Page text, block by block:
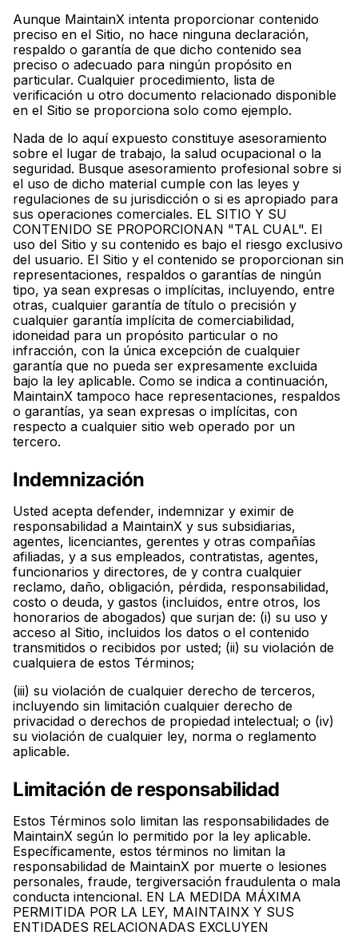
Aunque MaintainX intenta proporcionar contenido
preciso en el Sitio, no hace ninguna declaración,
respaldo o garantía de que dicho contenido sea
preciso o adecuado para ningún propósito en
particular. Cualquier procedimiento, lista de
verificación u otro documento relacionado disponible
en el Sitio se proporciona solo como ejemplo.
Nada de lo aquí expuesto constituye asesoramiento
sobre el lugar de trabajo, la salud ocupacional o la
seguridad. Busque asesoramiento profesional sobre si
el uso de dicho material cumple con las leyes y
regulaciones de su jurisdicción o si es apropiado para
sus operaciones comerciales. EL SITIO Y SU
CONTENIDO SE PROPORCIONAN "TAL CUAL". El
uso del Sitio y su contenido es bajo el riesgo exclusivo
del usuario. El Sitio y el contenido se proporcionan sin
representaciones, respaldos o garantías de ningún
tipo, ya sean expresas o implícitas, incluyendo, entre
otras, cualquier garantía de título o precisión y
cualquier garantía implícita de comerciabilidad,
idoneidad para un propósito particular o no
infracción, con la única excepción de cualquier
garantía que no pueda ser expresamente excluida
bajo la ley aplicable. Como se indica a continuación,
MaintainX tampoco hace representaciones, respaldos
o garantías, ya sean expresas o implícitas, con
respecto a cualquier sitio web operado por un
tercero.
Indemnización
Usted acepta defender, indemnizar y eximir de
responsabilidad a MaintainX y sus subsidiarias,
agentes, licenciantes, gerentes y otras compañías
afiliadas, y a sus empleados, contratistas, agentes,
funcionarios y directores, de y contra cualquier
reclamo, daño, obligación, pérdida, responsabilidad,
costo o deuda, y gastos (incluidos, entre otros, los
honorarios de abogados) que surjan de: (i) su uso y
acceso al Sitio, incluidos los datos o el contenido
transmitidos o recibidos por usted; (ii) su violación de
cualquiera de estos Términos;
(iii) su violación de cualquier derecho de terceros,
incluyendo sin limitación cualquier derecho de
privacidad o derechos de propiedad intelectual; o (iv)
su violación de cualquier ley, norma o reglamento
aplicable.
Limitación de responsabilidad
Estos Términos solo limitan las responsabilidades de
MaintainX según lo permitido por la ley aplicable.
Específicamente, estos términos no limitan la
responsabilidad de MaintainX por muerte o lesiones
personales, fraude, tergiversación fraudulenta o mala
conducta intencional. EN LA MEDIDA MÁXIMA
PERMITIDA POR LA LEY, MAINTAINX Y SUS
ENTIDADES RELACIONADAS EXCLUYEN